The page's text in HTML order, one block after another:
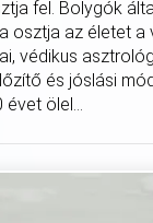
fel. Bolygók
osztja az életet a
védikus
és jóslási
évet ölel...